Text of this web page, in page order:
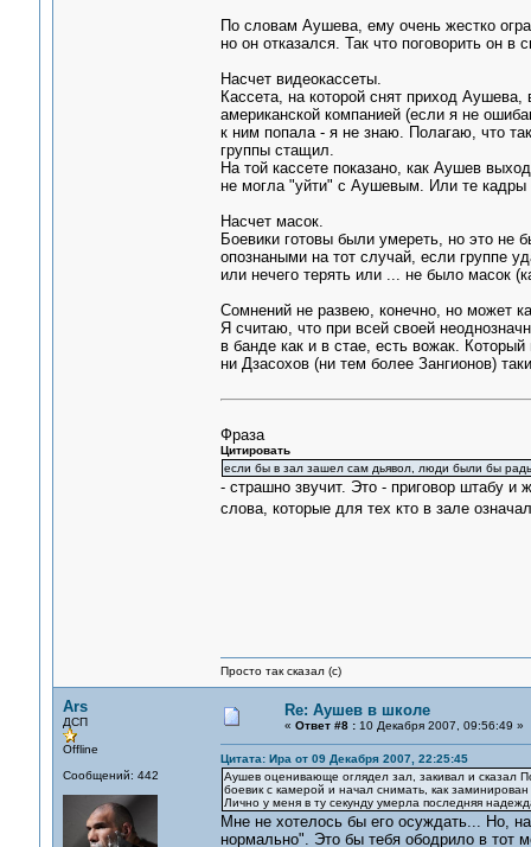
По словам Аушева, ему очень жестко
но он отказался. Так что поговорить он в
Насчет видеокассеты.
Кассета, на которой снят приход
американской компанией (если я не
к ним попала - я не знаю. Полагаю, что
группы стащил.
На той кассете показано, как Аушев
не могла "уйти" с Аушевым. Или те кадры
Насчет масок.
Боевики готовы были умереть, но это не
опознаными на тот случай, если группе
или нечего терять или ... не было масок
Сомнений не развею, конечно, но может
Я считаю, что при всей своей
в банде как и в стае, есть вожак.
ни Дзасохов (ни тем более Зангионов)
Фраза
Цитировать
если бы в зал зашел сам дьявол, люди были бы
- страшно звучит. Это - приговор штабу и
слова, которые для тех кто в зале
Просто так сказал (с)
Ars
ДСП
Offline
Сообщений: 442
Re: Аушев в школе
« Ответ #8 :10 Декабря 2007, 09:56:49 »
Цитата: Ира от 09 Декабря 2007, 22:25:45
Аушев оценивающе оглядел зал, закивал и сказал
боевик с камерой и начал снимать, как
Лично у меня в ту секунду умерла последняя
Мне не хотелось бы его осуждать... Но,
нормально". Это бы тебя ободрило в тот